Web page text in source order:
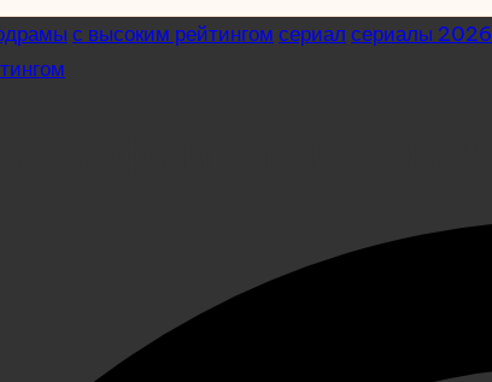
с высоким рейтингом сериал сериалы 2026